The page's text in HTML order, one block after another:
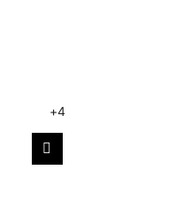
+4
Następny